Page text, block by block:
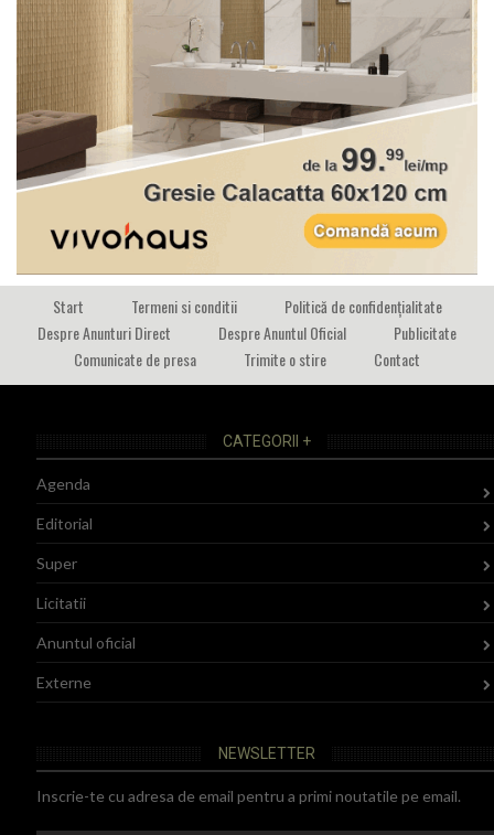
Start Termeni si conditii
Politică de confidențialitate
Despre Anunturi Direct
Despre Anuntul Oficial
Publicitate
Comunicate de presa
Trimite o stire Contact
CATEGORII +
Agenda
Editorial
Super
Licitatii
Anuntul oficial
Externe
NEWSLETTER
Inscrie-te cu adresa de email pentru a primi noutatile pe email.